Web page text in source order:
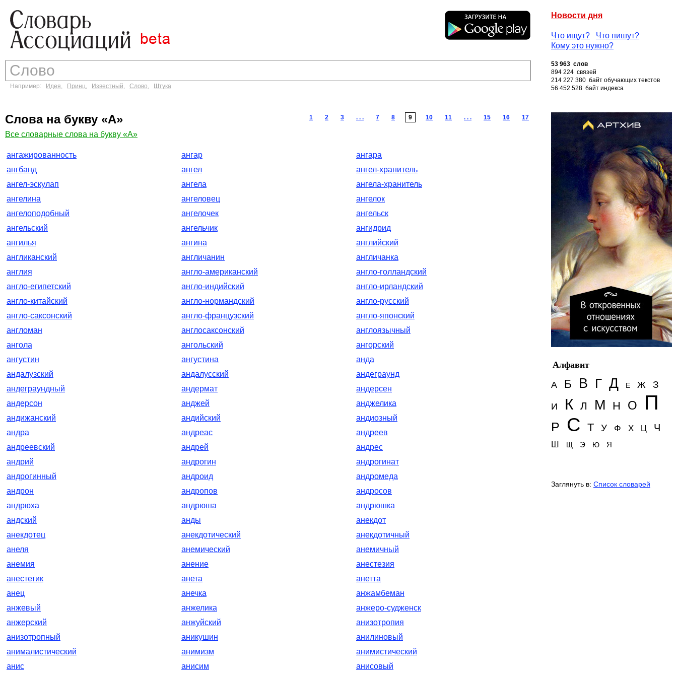
Новости дня
Что ищут?
Что пишут?
Кому это нужно?
Например: Идея, Принц, Известный, Слово, Штука
53 963 слов
894 224 связей
214 227 380 байт обучающих текстов
56 452 528 байт индекса
Слова на букву «А» 1 2 3 . . . 7 8 9 10 11 . . . 15 16 17
Все словарные слова на букву «А»
ангажированность ангар
ангара
ангбанд
ангел
ангел-хранитель
ангел-эскулап
ангела
ангела-хранитель
ангелина
ангеловец
ангелок
ангелоподобный
ангелочек
ангельск
ангельский
ангельчик
ангидрид
ангилья
ангина
английский
англиканский
англичанин
англичанка
англия
англо-американский
англо-голландский
англо-египетский
англо-индийский
англо-ирландский
англо-китайский
англо-нормандский
англо-русский
англо-саксонский
англо-французский
англо-японский
англоман
англосаксонский
англоязычный
ангола
ангольский
ангорский
ангустин
ангустина
анда
андалузский
андалусский
андеграунд
андеграундный
андермат
андерсен
андерсон
анджей
анджелика
андижанский
андийский
андиозный
андра
андреас
андреев
андреевский
андрей
андрес
андрий
андрогин
андрогинат
андрогинный
андроид
андромеда
андрон
андропов
андросов
андрюха
андрюша
андрюшка
андский
анды
анекдот
анекдотец
анекдотический
анекдотичный
анеля
анемический
анемичный
анемия
анение
анестезия
анестетик
анета
анетта
анец
анечка
анжамбеман
анжевый
анжелика
анжеро-судженск
анжерский
анжуйский
анизотропия
анизотропный
аникушин
анилиновый
анималистический
анимизм
анимистический
анис
анисим
анисовый
Алфавит
А
Б В Г Д Е Ж З
И К Л М Н О П
Р С Т У Ф Х Ц Ч
Ш Щ Э Ю Я
Заглянуть в: Список словарей